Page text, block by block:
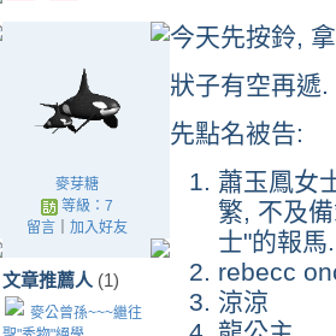
麥芽糖
等級：7
留言｜ 加入好友
文章推薦人 (1)
麥公曾孫~~~繼往
今天先按鈴,
狀子有空再遞.
先點名被告:
蕭玉鳳女
繁, 不及
士"的報馬.
rebecc
涼涼